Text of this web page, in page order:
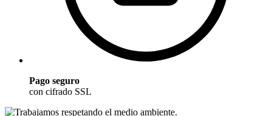
Pago seguro
con cifrado SSL